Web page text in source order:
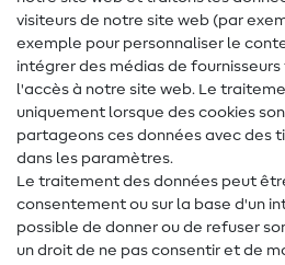
Tutos de couture
Aide & contact
Contact
Changement de propriétaire
FAQ
Droit de rétractation
visiteurs de notre site web (par
exemple pour personnaliser le
intégrer des médias de
l'accès à notre site web. Le
uniquement lorsque des cookies
partageons ces données avec des
dans les paramètres.
Le traitement des données peut
consentement ou sur la base d'un
possible de donner ou de refuser
un droit de ne pas consentir et de